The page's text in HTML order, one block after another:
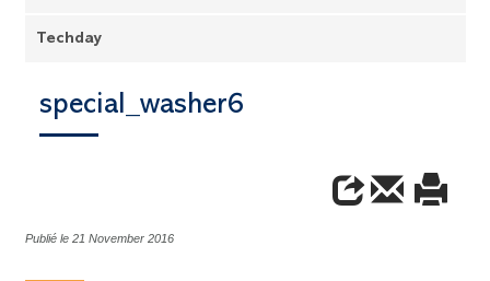
Techday
special_washer6
Publié le 21 November 2016